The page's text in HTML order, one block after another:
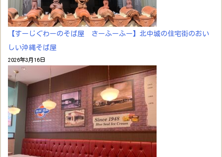
【すーじぐわーのそば屋 さーふーふー】北中城の住宅街のおい
しい沖縄そば屋
2026年3月16日